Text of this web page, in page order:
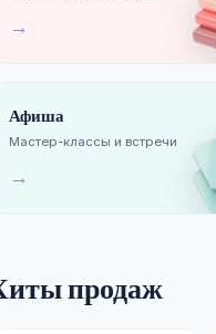
→
Афиша
Мастер-классы и встречи
→
продаж